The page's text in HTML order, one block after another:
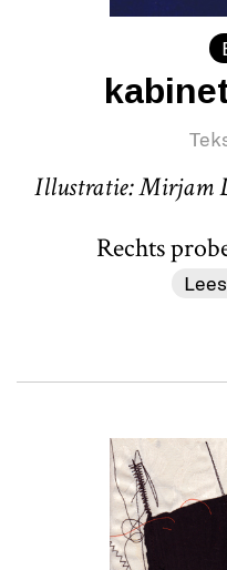
Illustratie: Mirjam
Rechts